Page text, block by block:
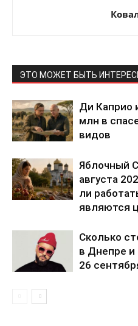
Контакты
ЭТО МОЖЕТ БЫТЬ
Ди Каприо
млн в
видов
Яблочный
августа
ли
являются
Сколько
в Днепре и
26